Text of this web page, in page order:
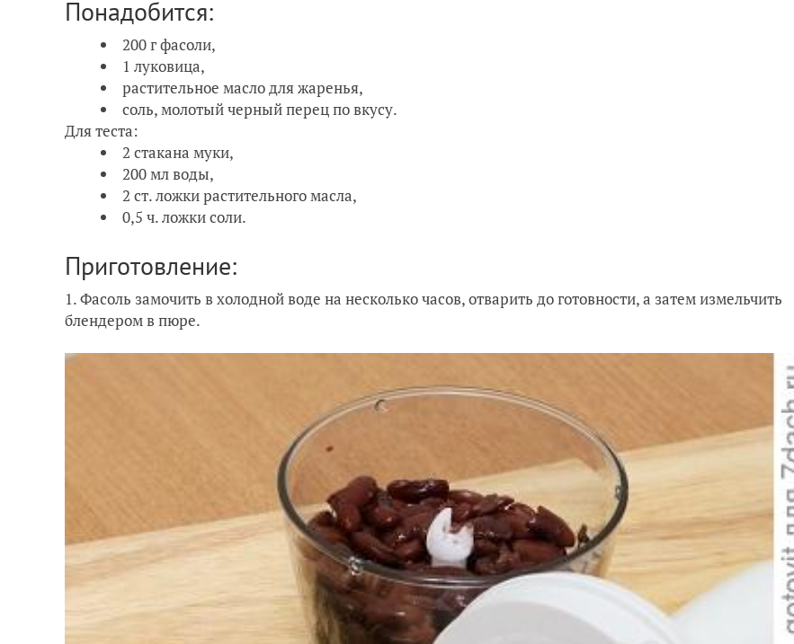
Понадобится:
200 г фасоли,
1 луковица,
растительное масло для жаренья,
соль, молотый черный перец по вкусу.
Для теста:
2 стакана муки,
200 мл воды,
2 ст. ложки растительного масла,
0,5 ч. ложки соли.
Приготовление:
1. Фасоль замочить в холодной воде на несколько часов, отварить до готовности, а затем измельчить
блендером в пюре.